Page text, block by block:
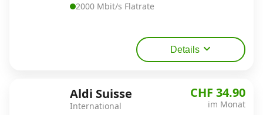
2000 Mbit/s Flatrate
Details
Aldi Suisse
International
CHF 34.90
im Monat